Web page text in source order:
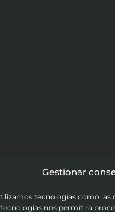
Gestionar
tecnologías como
nos permitirá